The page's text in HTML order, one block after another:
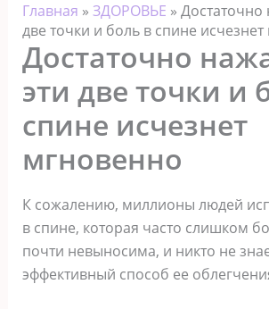
Главная » ЗДОРОВЬЕ » Достаточно
две точки и боль в спине
Достаточно
эти две точки и
спине исчезнет
мгновенно
К сожалению, миллионы людей
в спине, которая часто слишком
почти невыносима, и никто не
эффективный способ ее